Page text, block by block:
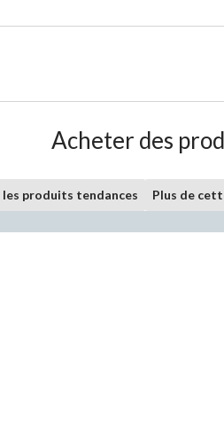
Acheter des
les produits tendances Plus de